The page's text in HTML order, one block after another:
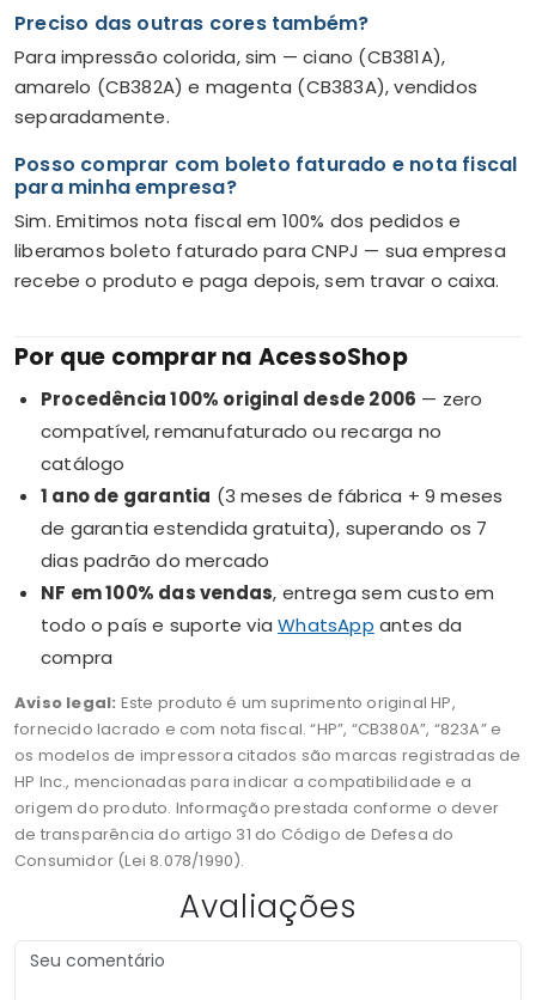
Preciso das outras cores também?
Para impressão colorida, sim — ciano (CB381A),
amarelo (CB382A) e magenta (CB383A), vendidos
separadamente.
Posso comprar com boleto faturado e nota fiscal
para minha empresa?
Sim. Emitimos nota fiscal em 100% dos pedidos e
liberamos boleto faturado para CNPJ — sua empresa
recebe o produto e paga depois, sem travar o caixa.
Por que comprar na AcessoShop
Procedência 100% original desde 2006 — zero
compatível, remanufaturado ou recarga no
catálogo
1 ano de garantia (3 meses de fábrica + 9 meses
de garantia estendida gratuita), superando os 7
dias padrão do mercado
NF em 100% das vendas, entrega sem custo em
todo o país e suporte viaWhatsApp antes da
compra
Aviso legal: Este produto é um suprimento original HP,
fornecido lacrado e com nota fiscal. “HP”, “CB380A”, “823A” e
os modelos de impressora citados são marcas registradas de
HP Inc., mencionadas para indicar a compatibilidade e a
origem do produto. Informação prestada conforme o dever
de transparência do artigo 31 do Código de Defesa do
Consumidor (Lei 8.078/1990).
Avaliações